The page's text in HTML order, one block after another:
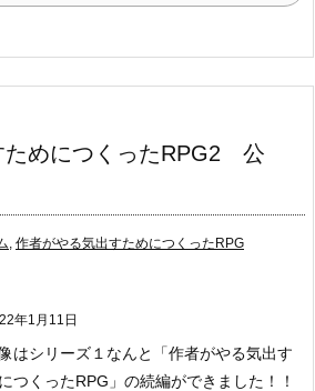
ためにつくったRPG2 公
, 作者がやる気出すためにつくったRPG
年1月11日
はシリーズ１ なんと「作者がやる気出す
つくったRPG」の続編ができました！！